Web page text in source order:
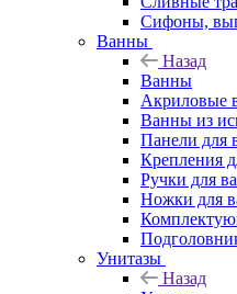
Сифоны,
Ванны
Назад
Ванны
Акриловые
Ванны из
Панели для
Крепления
Ручки для
Ножки для
Унитазы
Назад